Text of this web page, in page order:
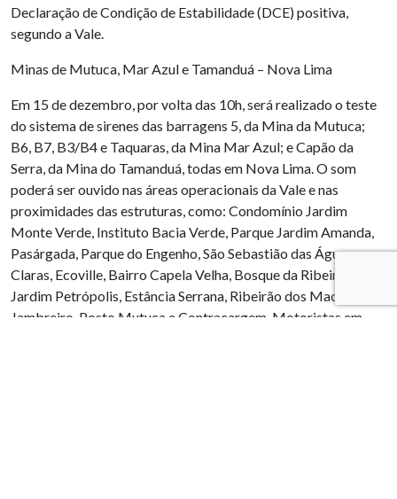
Declaração de Condição de Estabilidade (DCE) positiva,
segundo a Vale.
Minas de Mutuca, Mar Azul e Tamanduá – Nova Lima
Em 15 de dezembro, por volta das 10h, será realizado o teste
do sistema de sirenes das barragens 5, da Mina da Mutuca;
B6, B7, B3/B4 e Taquaras, da Mina Mar Azul; e Capão da
Serra, da Mina do Tamanduá, todas em Nova Lima. O som
poderá ser ouvido nas áreas operacionais da Vale e nas
proximidades das estruturas, como: Condomínio Jardim
Monte Verde, Instituto Bacia Verde, Parque Jardim Amanda,
Pasárgada, Parque do Engenho, São Sebastião das Águas
Claras, Ecoville, Bairro Capela Velha, Bosque da Ribeira,
Jardim Petrópolis, Estância Serrana, Ribeirão dos Macacos,
Jambreiro, Posto Mutuca e Contracargem. Motoristas em